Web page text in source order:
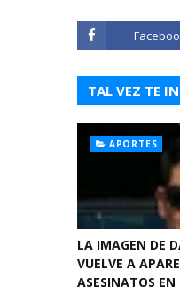
TAL VEZ TE
APORTES
LA IMAGEN DE
VUELVE A
ASESINATOS